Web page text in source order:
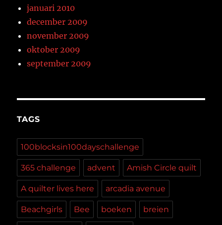
januari 2010
december 2009
november 2009
oktober 2009
september 2009
TAGS
100blocksin100dayschallenge
365 challenge advent Amish Circle quilt
A quilter lives here arcadia avenue
Beachgirls Bee boeken breien